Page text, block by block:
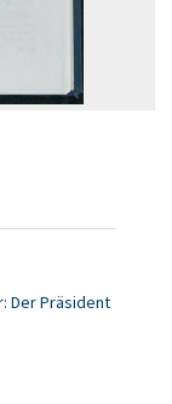
Der Präsident